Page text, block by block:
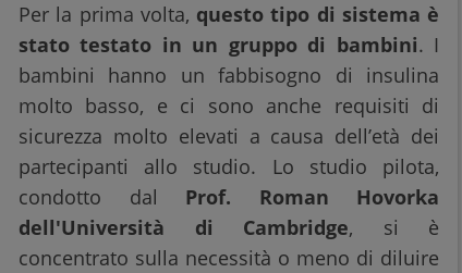
Per la prima volta, questo tipo di sistema è
stato testato in un gruppo di bambini. I
bambini hanno un fabbisogno di insulina
molto basso, e ci sono anche requisiti di
sicurezza molto elevati a causa dell’età dei
partecipanti allo studio. Lo studio pilota,
condotto dal Prof. Roman Hovorka
dell'Università di Cambridge, si è
concentrato sulla necessità o meno di diluire